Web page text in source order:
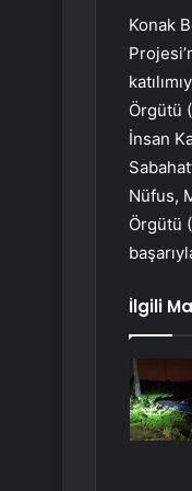
Konak
Örgütü
İnsan
Nüfus,
Örgütü
İlgili